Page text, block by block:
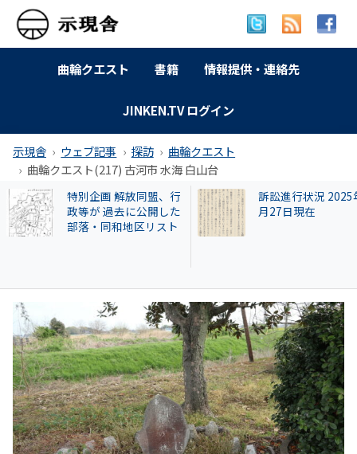
曲輪クエスト 書籍 情報提供・連絡先
JINKEN.TV ログイン
示現舎 ウェブ記事 探訪
曲輪クエスト
曲輪クエスト(217) 古河市 水海 白山台
訴訟進行状況 2025年9
月27日現在
曲輪クエスト(462)
本町広瀬